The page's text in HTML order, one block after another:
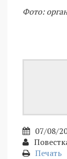
Фото:
07/08/
Печать